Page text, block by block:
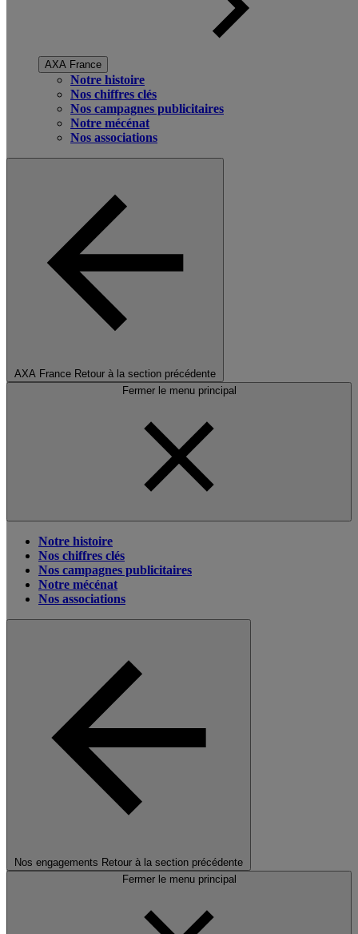
AXA France
Notre histoire
Nos chiffres clés
Nos campagnes publicitaires
Notre mécénat
Nos associations
AXA France Retour à la section précédente
Fermer le menu principal
Notre histoire
Nos chiffres clés
Nos campagnes publicitaires
Notre mécénat
Nos associations
Nos engagements Retour à la section précédente
Fermer le menu principal